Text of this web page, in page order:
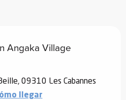
Angaka Village
09310 Les Cabannes
llegar